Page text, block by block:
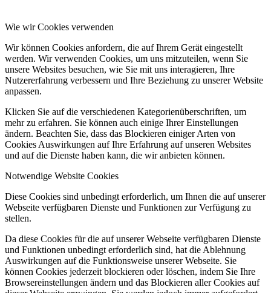
Wie wir Cookies verwenden
Wir können Cookies anfordern, die auf Ihrem Gerät eingestellt
werden. Wir verwenden Cookies, um uns mitzuteilen, wenn Sie
unsere Websites besuchen, wie Sie mit uns interagieren, Ihre
Nutzererfahrung verbessern und Ihre Beziehung zu unserer Website
anpassen.
Klicken Sie auf die verschiedenen Kategorienüberschriften, um
mehr zu erfahren. Sie können auch einige Ihrer Einstellungen
ändern. Beachten Sie, dass das Blockieren einiger Arten von
Cookies Auswirkungen auf Ihre Erfahrung auf unseren Websites
und auf die Dienste haben kann, die wir anbieten können.
Notwendige Website Cookies
Diese Cookies sind unbedingt erforderlich, um Ihnen die auf unserer
Webseite verfügbaren Dienste und Funktionen zur Verfügung zu
stellen.
Da diese Cookies für die auf unserer Webseite verfügbaren Dienste
und Funktionen unbedingt erforderlich sind, hat die Ablehnung
Auswirkungen auf die Funktionsweise unserer Webseite. Sie
können Cookies jederzeit blockieren oder löschen, indem Sie Ihre
Browsereinstellungen ändern und das Blockieren aller Cookies auf